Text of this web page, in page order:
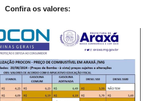
Confira os valores: